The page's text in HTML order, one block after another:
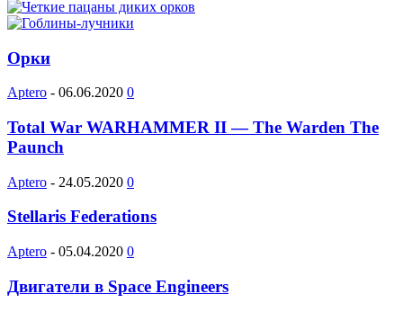
Орки
Aptero - 06.06.2020 0
Total War WARHAMMER II — The Warden The
Paunch
Aptero - 24.05.2020 0
Stellaris Federations
Aptero - 05.04.2020 0
Двигатели в Space Engineers